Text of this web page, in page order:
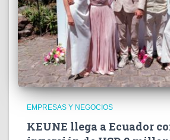
EMPRESAS Y NEGOCIOS
KEUNE llega a Ecuador